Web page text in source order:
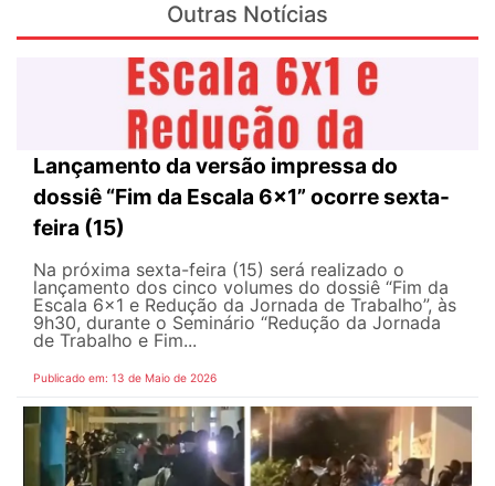
Outras Notícias
Lançamento da versão impressa do
dossiê “Fim da Escala 6×1” ocorre sexta-
feira (15)
Na próxima sexta-feira (15) será realizado o
lançamento dos cinco volumes do dossiê “Fim da
Escala 6×1 e Redução da Jornada de Trabalho”, às
9h30, durante o Seminário “Redução da Jornada
de Trabalho e Fim...
Publicado em: 13 de Maio de 2026